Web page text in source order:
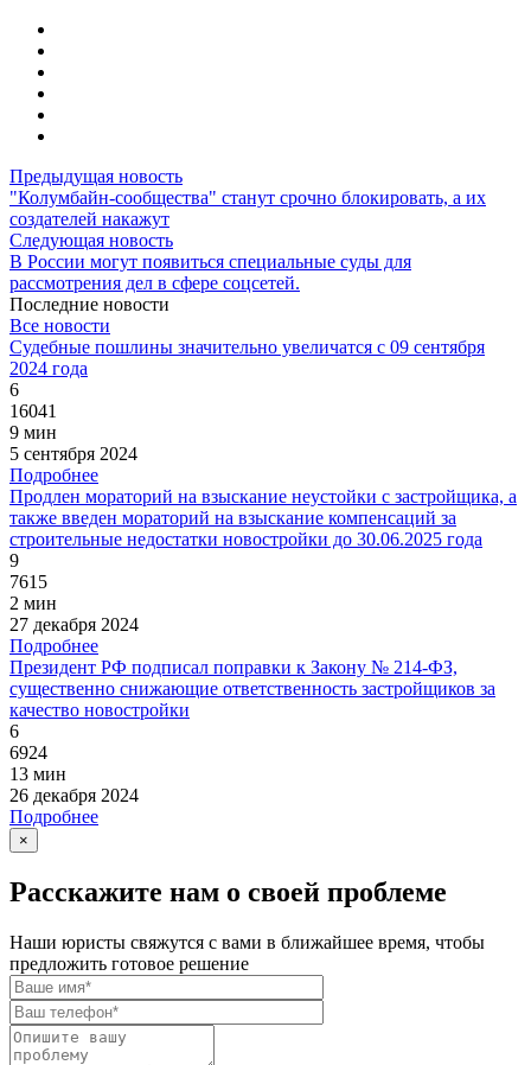
Предыдущая новость
"Колумбайн-сообщества" станут срочно блокировать, а их
создателей накажут
Следующая новость
В России могут появиться специальные суды для
рассмотрения дел в сфере соцсетей.
Последние новости
Все новости
Судебные пошлины значительно увеличатся с 09 сентября
2024 года
6
16041
9 мин
5 сентября 2024
Подробнее
Продлен мораторий на взыскание неустойки с застройщика, а
также введен мораторий на взыскание компенсаций за
строительные недостатки новостройки до 30.06.2025 года
9
7615
2 мин
27 декабря 2024
Подробнее
Президент РФ подписал поправки к Закону № 214-ФЗ,
существенно снижающие ответственность застройщиков за
качество новостройки
6
6924
13 мин
26 декабря 2024
Подробнее
×
Расскажите нам о своей проблеме
Наши юристы свяжутся с вами в ближайшее время, чтобы
предложить готовое решение